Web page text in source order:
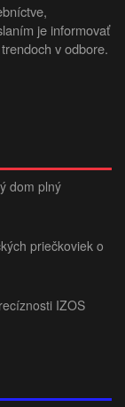
je informovať
v odbore.
dom plný
priečkoviek o
IZOS